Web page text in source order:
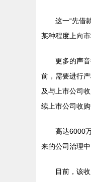
这一“先借
某种程度上向
更多的声
前，需要进行
及与上市公司
续上市公司收
高达6000
来的公司治理
目前，该